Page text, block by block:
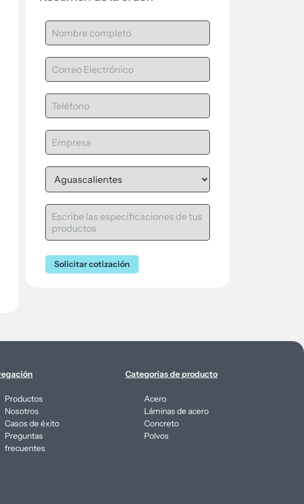
Solicitar cotización
Productos
Nosotros
Casos de éxito
Preguntas
frecuentes
Categorías de producto
Acero
Láminas de acero
Concreto
Polvos